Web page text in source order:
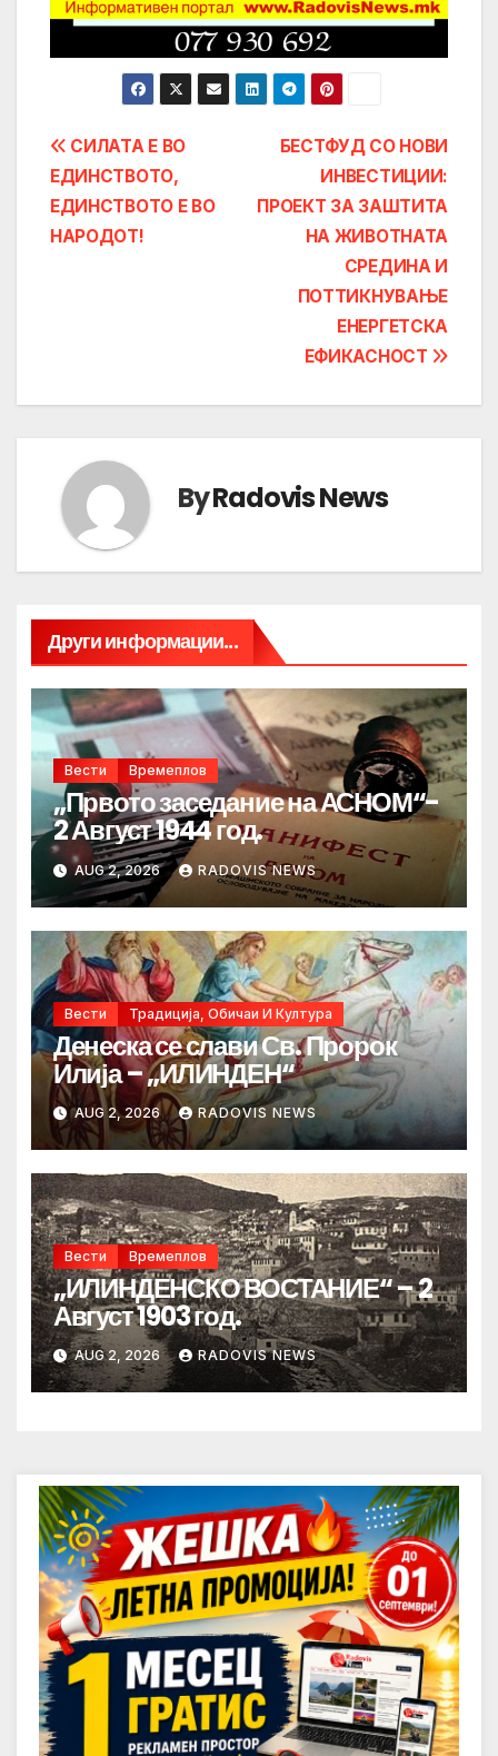
Post
navigation
БЕСТФУД СО НОВИ
ИНВЕСТИЦИИ:
ПРОЕКТ ЗА ЗАШТИТА
НА ЖИВОТНАТА
СРЕДИНА И
ПОТТИКНУВАЊЕ
ЕНЕРГЕТСКА
ЕФИКАСНОСТ
СИЛАТА Е ВО
ЕДИНСТВОТО,
ЕДИНСТВОТО Е ВО
НАРОДОТ!
ByRadovis News
Други информации...
Вести Времеплов
„Првото заседание на АСНОМ“-
2 Август 1944 год.
AUG 2, 2026 RADOVIS NEWS
Вести Традиција, Обичаи И Култура
Денеска се слави Св. Пророк
Илија – „ИЛИНДЕН“
AUG 2, 2026 RADOVIS NEWS
Вести Времеплов
„ИЛИНДЕНСКО ВОСТАНИЕ“ – 2
Август 1903 год.
AUG 2, 2026 RADOVIS NEWS